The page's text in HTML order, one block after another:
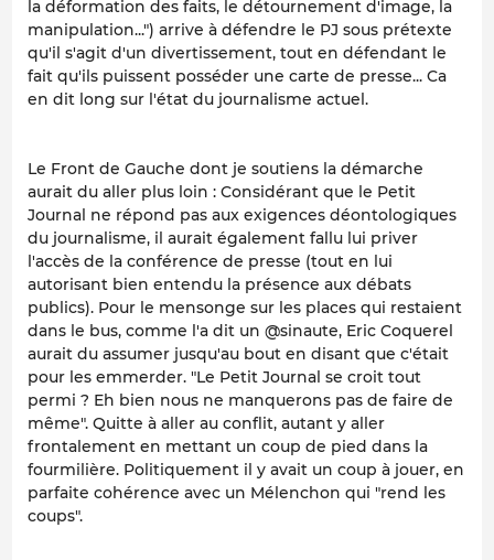
la déformation des faits, le détournement d'image, la
manipulation...") arrive à défendre le PJ sous prétexte
qu'il s'agit d'un divertissement, tout en défendant le
fait qu'ils puissent posséder une carte de presse... Ca
en dit long sur l'état du journalisme actuel.
Le Front de Gauche dont je soutiens la démarche
aurait du aller plus loin : Considérant que le Petit
Journal ne répond pas aux exigences déontologiques
du journalisme, il aurait également fallu lui priver
l'accès de la conférence de presse (tout en lui
autorisant bien entendu la présence aux débats
publics). Pour le mensonge sur les places qui restaient
dans le bus, comme l'a dit un @sinaute, Eric Coquerel
aurait du assumer jusqu'au bout en disant que c'était
pour les emmerder. "Le Petit Journal se croit tout
permi ? Eh bien nous ne manquerons pas de faire de
même". Quitte à aller au conflit, autant y aller
frontalement en mettant un coup de pied dans la
fourmilière. Politiquement il y avait un coup à jouer, en
parfaite cohérence avec un Mélenchon qui "rend les
coups".